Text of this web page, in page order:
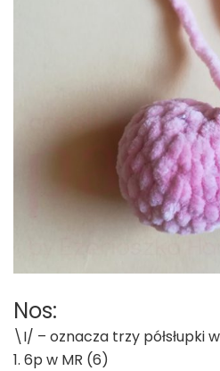
Nos:
\I/ – oznacza trzy półsłupki
1. 6p w MR (6)